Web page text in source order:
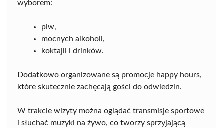
wyborem:
piw,
mocnych alkoholi,
koktajli i drinków.
Dodatkowo organizowane są promocje happy hours,
które skutecznie zachęcają gości do odwiedzin.
W trakcie wizyty można oglądać transmisje sportowe
i słuchać muzyki na żywo, co tworzy sprzyjającą